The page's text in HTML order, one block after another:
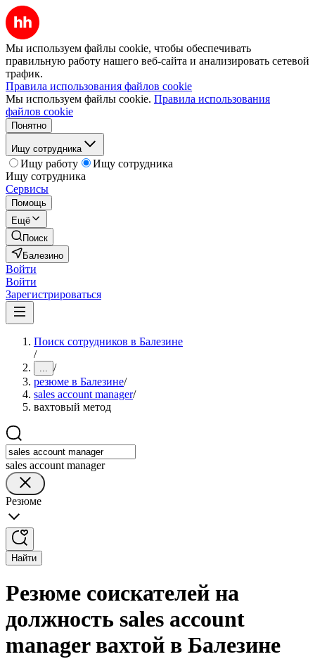
Мы используем файлы cookie, чтобы обеспечивать
правильную работу нашего веб-сайта и анализировать сетевой
трафик.
Правила использования файлов cookie
Мы используем файлы cookie. Правила использования
файлов cookie
Понятно
Ищу сотрудника
Ищу работу
Ищу сотрудника
Ищу сотрудника
Сервисы
Помощь
Ещё
Поиск
Балезино
Войти
Войти
Зарегистрироваться
Поиск сотрудников в Балезине
/
... /
резюме в Балезине/
sales account manager/
вахтовый метод
sales account manager
Резюме
Найти
Резюме соискателей на
должность sales account
manager вахтой в Балезине